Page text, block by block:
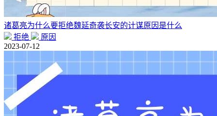
诸葛亮为什么要拒绝魏延奇袭长安的计谋原因是什么
拒绝
原因
2023-07-12